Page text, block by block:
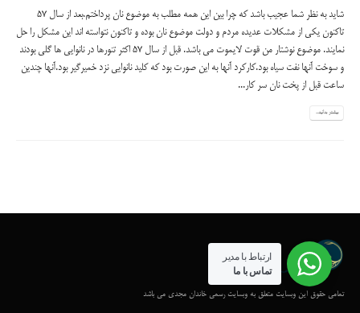
شاید به نظر شما عجیب باشد که چرا بین این همه مطلب به موضوع نان پرداختم.بعد از سال 57
تاکنون یکی از مشکلات عدیده مردم و دولت موضوع نان بوده و تاکنون نتواسته اند این مشکل را حل
نمایند. موضوع نوشتار من قوت لایموت می باشد. قبل از سال 57 اکثر تنورها در نانوایی ها گلی بودند
و سوخت آنها نفت سیاه بود.کارکرد آنها به این صورت بود که کلید نانوایی نزد خمیرگیر بود.آنها چندین
ساعت قبل از پخت نان سر کار...
بیشتر بدانید...
تمامی حقوق این وبسایت متعلق به وبسایت رسمی خاندان مجدی می باشد
ارتباط با مدیر
تماس با ما